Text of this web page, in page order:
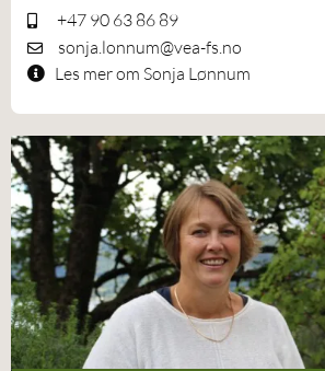
+47 90 63 86 89
sonja.lonnum@vea-fs.no
Les mer om Sonja Lønnum